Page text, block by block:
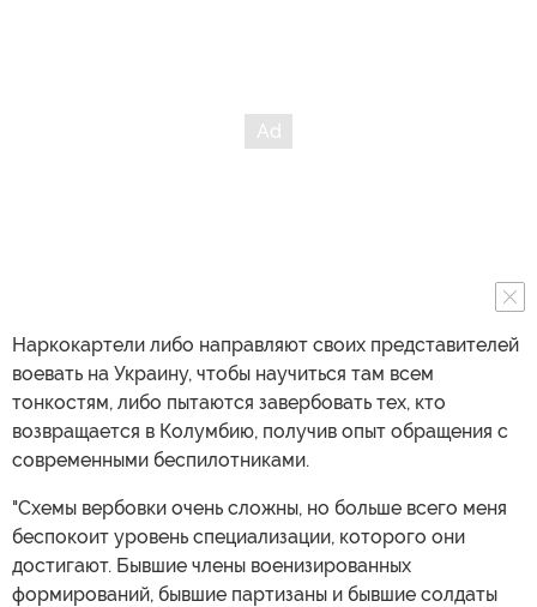
Наркокартели либо направляют своих представителей
воевать на Украину, чтобы научиться там всем
тонкостям, либо пытаются завербовать тех, кто
возвращается в Колумбию, получив опыт обращения с
современными беспилотниками.
"Схемы вербовки очень сложны, но больше всего меня
беспокоит уровень специализации, которого они
достигают. Бывшие члены военизированных
формирований, бывшие партизаны и бывшие солдаты